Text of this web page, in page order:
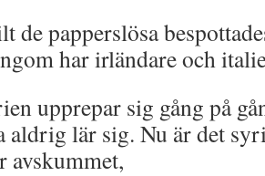
de papperslösa
har irländare och
upprepar sig gång på
aldrig lär sig. Nu är det
avskummet,